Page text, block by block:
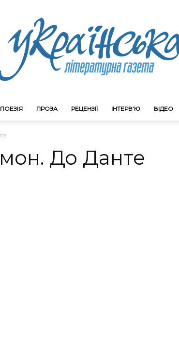
ПОЕЗІЯ ПРОЗА РЕЦЕНЗІЇ ІНТЕРВ’Ю ВІДЕО
До Данте